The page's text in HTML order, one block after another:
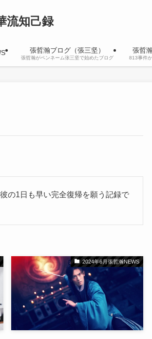
流知己録
張哲瀚ブログ（張三坚）
張哲瀚がペンネーム张三坚で始めたブログ
張哲
813事件
の1日も早い完全復帰を願う記録で
2024年6月張哲瀚NEWS